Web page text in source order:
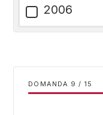
2006
DOMANDA / 15